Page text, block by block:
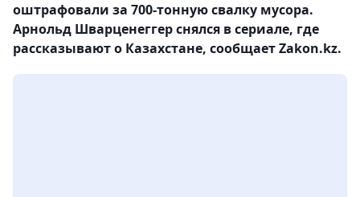
оштрафовали за 700-тонную свалку мусора.
Арнольд Шварценеггер снялся в сериале, где
рассказывают о Казахстане, сообщает Zakon.kz.